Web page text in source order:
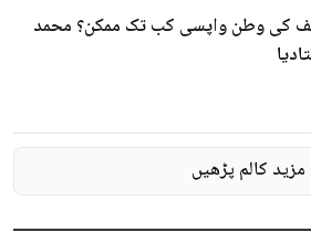
کی وطن واپسی کب تک ممکن؟ محمد
مزید کالم پڑھیں